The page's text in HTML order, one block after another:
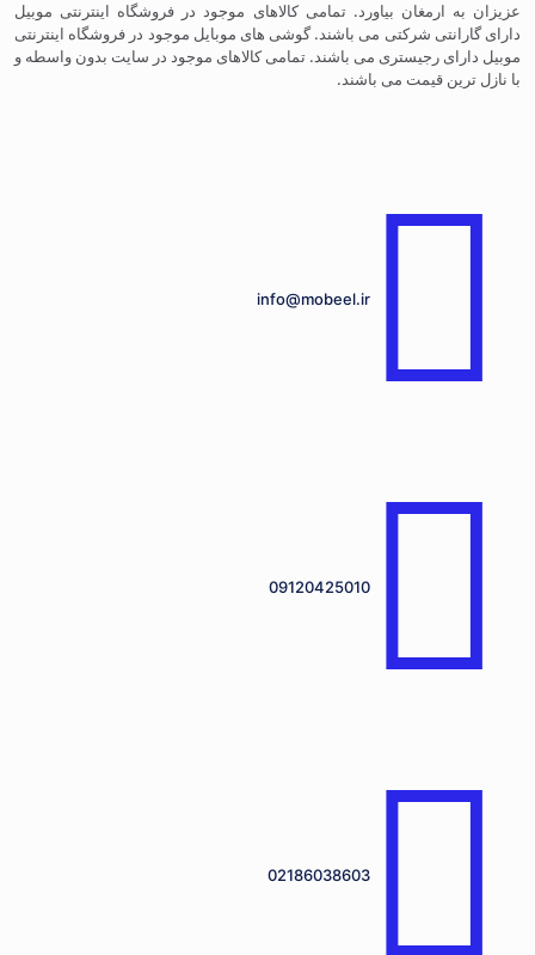
عزیزان به ارمغان بیاورد. تمامی کالاهای موجود در فروشگاه اینترنتی موبیل
دارای گارانتی شرکتی می باشند. گوشی های موبایل موجود در فروشگاه اینترنتی
موبیل دارای رجیستری می باشند. تمامی کالاهای موجود در سایت بدون واسطه و
با نازل ترین قیمت می باشند.
info@mobeel.ir
09120425010
02186038603